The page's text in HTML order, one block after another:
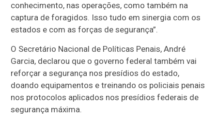
conhecimento, nas operações, como também na
captura de foragidos. Isso tudo em sinergia com os
estados e com as forças de segurança”.
O Secretário Nacional de Políticas Penais, André
Garcia, declarou que o governo federal também vai
reforçar a segurança nos presídios do estado,
doando equipamentos e treinando os policiais penais
nos protocolos aplicados nos presídios federais de
segurança máxima.